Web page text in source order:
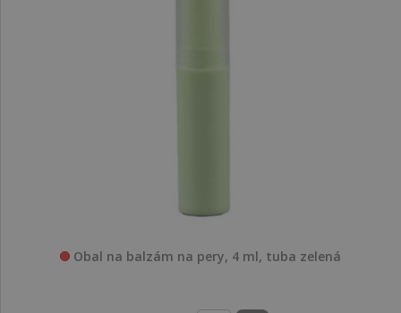
Obal na balzám na pery, 4 ml, tuba zelená